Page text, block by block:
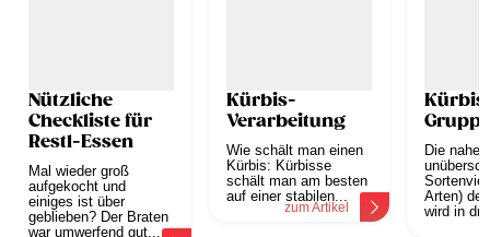
Nützliche
Checkliste für
Restl-Essen
Mal wieder groß
aufgekocht und
einiges ist über
geblieben? Der Braten
war umwerfend gut...
Kürbis-
Verarbeitung
Wie schält man einen
Kürbis: Kürbisse
schält man am besten
auf einer stabilen...
zum Artikel
Die
Arten)
wird in